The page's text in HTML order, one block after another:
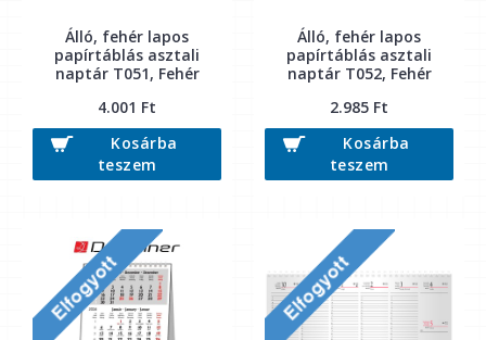
Álló, fehér lapos
papírtáblás asztali
naptár T051, Fehér
4.001 Ft
Kosárba
teszem
Álló, fehér lapos
papírtáblás asztali
naptár T052, Fehér
2.985 Ft
Kosárba
teszem